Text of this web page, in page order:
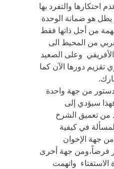
والتفرد بها
هو ضمانة الوحدة
من أجل ذاتها فقط
من المحيط الى
وعلى الصعيد
تقزيم دورها الآن كما
من جهة واحدة
سيؤدي إلى
من تعميق الشرخ
في كيفية
جهة الإخوان
فرضاً،ومن جهة أخرى
الاستفتاء واتهمت